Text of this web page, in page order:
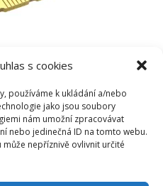
s cookies
používáme k ukládání a/nebo
jako jsou soubory
nám umožní zpracovávat
nebo jedinečná ID na tomto webu.
nepříznivě ovlivnit určité